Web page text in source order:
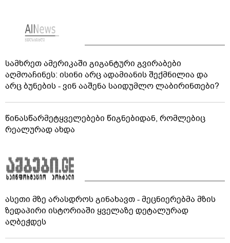
სამხრეთ ამერიკაში გიგანტური გვირაბები
აღმოაჩინეს: ისინი არც ადამიანის შექმნილია და
არც ბუნების - ვინ ააშენა საიდუმლო ლაბირინთები?
წინასწარმეტყველებები წიგნებიდან, რომლებიც
რეალურად ახდა
ასეთი მზე არასდროს გინახავთ - მეცნიერებმა მზის
ზედაპირი ისტორიაში ყველაზე დეტალურად
აღბეჭდეს